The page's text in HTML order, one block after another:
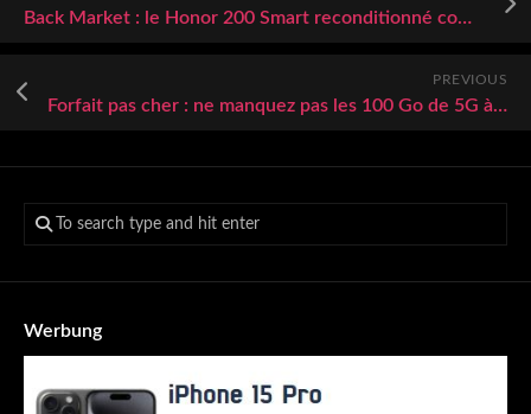
Back Market : le Honor 200 Smart reconditionné comme neuf est à prix cassé
PREVIOUS
Forfait pas cher : ne manquez pas les 100 Go de 5G à 6,99€ par mois chez RED by SFR
Werbung